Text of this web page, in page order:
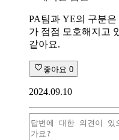
PA팀과 YE의 구분
가 점점 모호해지고
같아요.
좋아요 0
2024.09.10